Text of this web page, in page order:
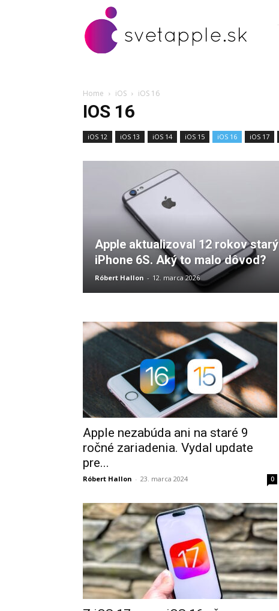
Home iOS iOS 16
IOS 16
iOS 12 iOS 13 iOS 14 iOS 15 iOS 16 iOS 17
Apple aktualizoval 12 rokov starý
iPhone 6S. Aký to malo dôvod?
Róbert Hallon - 12. marca 2026
Apple nezabúda ani na staré 9
ročné zariadenia. Vydal update
pre...
Róbert Hallon - 23. marca 2024 0